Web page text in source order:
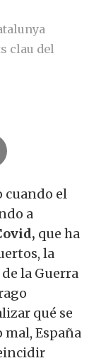
clau del
cuando el
a
que ha
la
la Guerra
qué se
mal, España